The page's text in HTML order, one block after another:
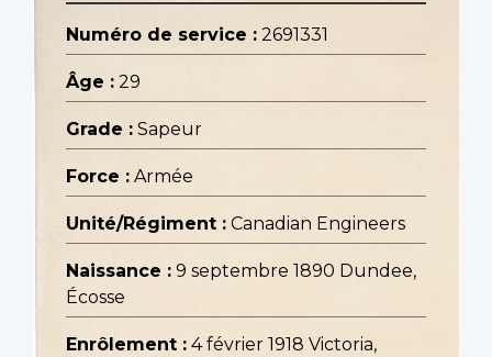
Numéro de service : 2691331
Âge : 29
Grade : Sapeur
Force : Armée
Unité/Régiment : Canadian Engineers
Naissance : 9 septembre 1890 Dundee,
Écosse
Enrôlement : 4 février 1918 Victoria,